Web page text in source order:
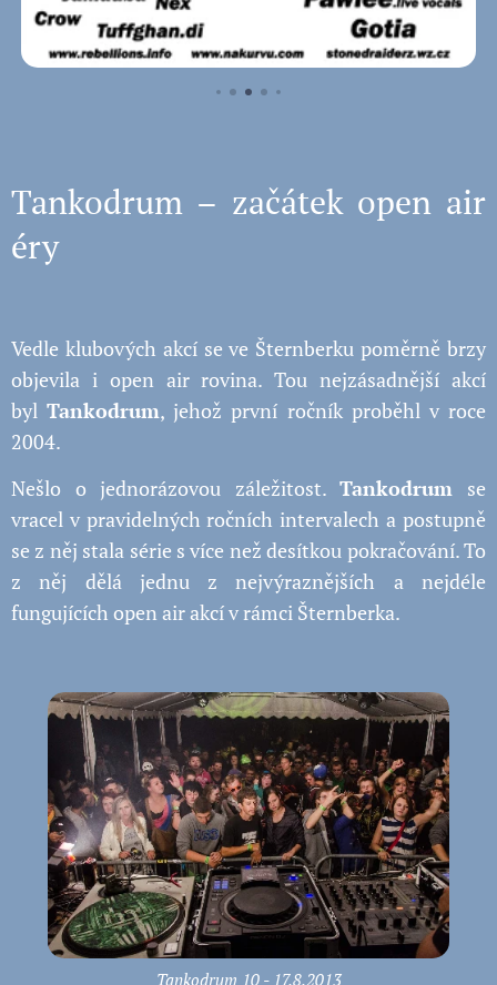
Tankodrum – začátek open air
éry
Vedle klubových akcí se ve Šternberku poměrně brzy
objevila i open air rovina. Tou nejzásadnější akcí
bylTankodrum, jehož první ročník proběhl v roce
2004.
Nešlo o jednorázovou záležitost.Tankodrum se
vracel v pravidelných ročních intervalech a postupně
se z něj stala série s více než desítkou pokračování. To
z něj dělá jednu z nejvýraznějších a nejdéle
fungujících open air akcí v rámci Šternberka.
Tankodrum 10 - 17.8.2013